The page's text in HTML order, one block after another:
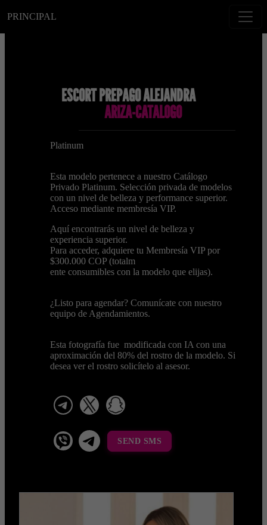
PRINCIPAL
ESCORT PREPAGO ALEJANDRA
ARIZA-CATALOGO
Platinum
Esta modelo pertenece a nuestro Catálogo
Privado Platinum. Selección privada de modelos
con un nivel de belleza y performance superior.
Acceso mediante membresía VIP.
Aquí encontrarás un nivel de belleza y
experiencia superior.
Para acceder, adquiere tu Membresía VIP por
$300.000 COP (totalm
ente consumibles con la modelo que elijas).
¿Listo para agendar? Comunícate con nuestro
equipo de Agendamientos.
Esta fotografía fue modificada con IA con una
aproximación del 80% del rostro de la modelo. Si
desea ver el rostro solicítelo al asesor.
telegram
viber Telegram La Celestina
SEND SMS